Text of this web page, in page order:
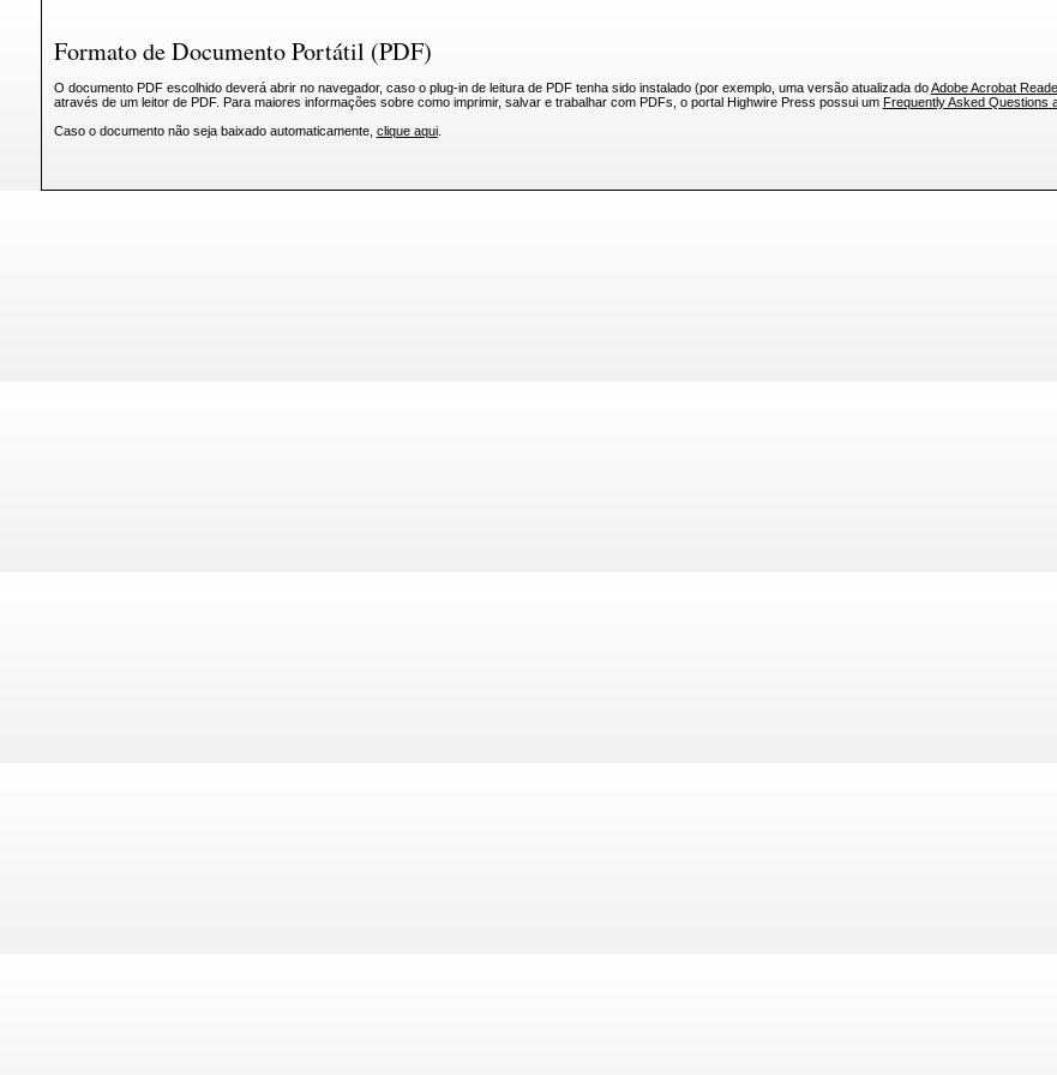
Formato de Documento Portátil (PDF)
O documento PDF escolhido deverá abrir no navegador, caso o plug-in de leitura de PDF tenha sido instalado (por exemplo, uma versão atualizada doAdobe Acrobat
através de um leitor de PDF. Para maiores informações sobre como imprimir, salvar e trabalhar com PDFs, o portal Highwire Press possui um Frequently Asked Questions
Caso o documento não seja baixado automaticamente, clique aqui.